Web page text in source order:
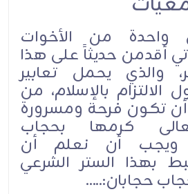
من الأخوات
أقدمن حديثاً على هذا
والذي يحمل تعابير
بالإسلام، من
تكون فرحة ومسرورة
كرمها بحجاب
ويجب أن نعلم أن
بهذا الستر الشرعي
حجابان:.....